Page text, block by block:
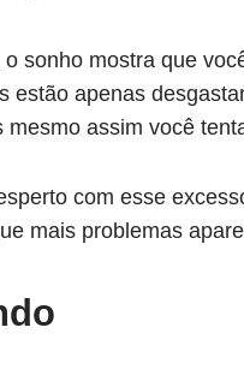
sonho mostra que
estão apenas
assim você
com esse
mais problemas